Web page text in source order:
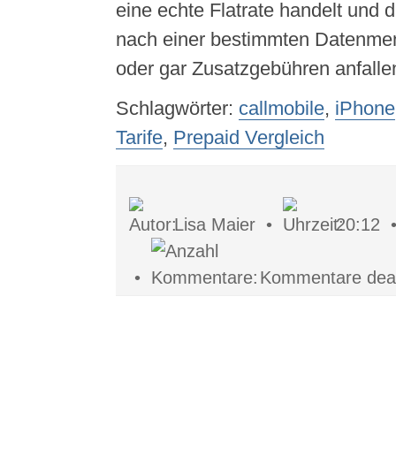
eine echte Flatrate handelt und
nach einer bestimmten
oder gar Zusatzgebühren
Schlagwörter: callmobile, iPhone
Tarife, Prepaid Vergleich
Lisa Maier • 20:12
• Kommentare